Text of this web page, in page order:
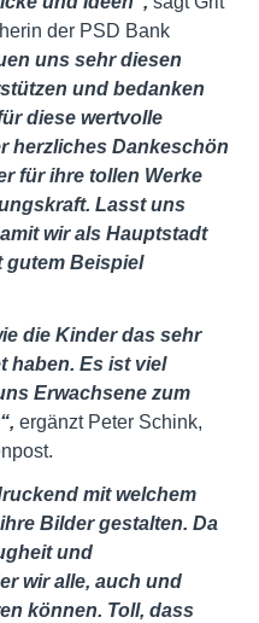
der PSD Bank
uns sehr diesen
und bedanken
diese wertvolle
herzliches Dankeschön
für ihre tollen Werke
Lasst uns
wir als Hauptstadt
gutem Beispiel
die Kinder das sehr
haben. Es ist viel
Erwachsene zum
ergänzt Peter Schink,
mit welchem
Bilder gestalten. Da
und
wir alle, auch und
können. Toll, dass